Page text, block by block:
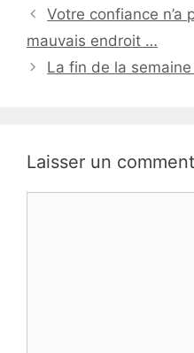
Votre confiance n’a
mauvais endroit …
La fin de la
Laisser un